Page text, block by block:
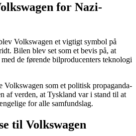
for Nazi-
Volkswagen et vigtigt symbol på
Bilen blev set som et bevis på, at
de førende bilproducenters teknologi
Volkswagen som et politisk propaganda-
af verden, at Tyskland var i stand til at
for alle samfundslag.
til Volkswagen